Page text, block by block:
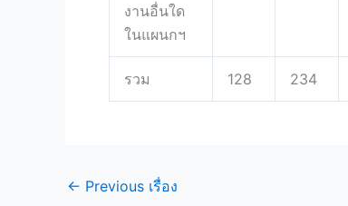
งานอื่นใด
ในแผนกฯ
รวม 128 234
← Previous เรื่อง